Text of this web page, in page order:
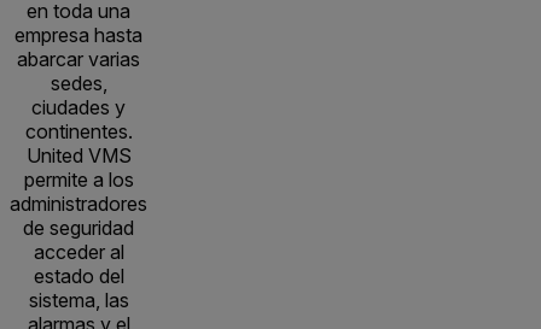
en toda una
empresa hasta
abarcar varias
sedes,
ciudades y
continentes.
United VMS
permite a los
administradores
de seguridad
acceder al
estado del
sistema, las